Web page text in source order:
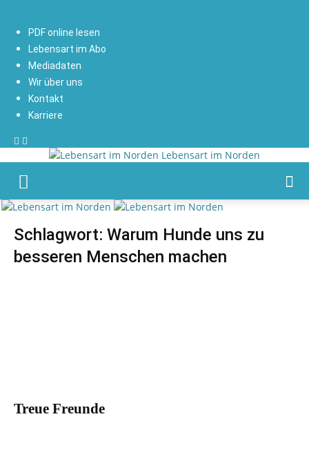
PDF online lesen
Lebensart im Abo
Mediadaten
Wir über uns
Kontakt
Karriere
Lebensart im Norden
Schlagwort: Warum Hunde uns zu
besseren Menschen machen
Treue Freunde